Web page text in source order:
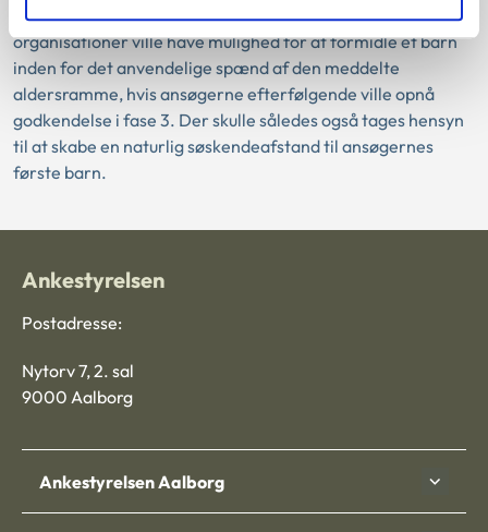
Herudover tog nævnet forbehold for, om de formidlende
organisationer ville have mulighed for at formidle et barn
inden for det anvendelige spænd af den meddelte
aldersramme, hvis ansøgerne efterfølgende ville opnå
godkendelse i fase 3. Der skulle således også tages hensyn
til at skabe en naturlig søskendeafstand til ansøgernes
første barn.
Ankestyrelsen
Postadresse:
Nytorv 7, 2. sal
9000 Aalborg
Ankestyrelsen Aalborg